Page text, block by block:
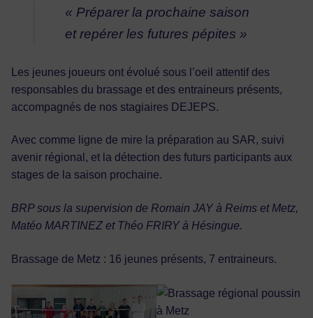
« Préparer la prochaine saison
et repérer les futures pépites »
Les jeunes joueurs ont évolué sous l’oeil attentif des
responsables du brassage et des entraineurs présents,
accompagnés de nos stagiaires DEJEPS.
Avec comme ligne de mire la préparation au SAR, suivi
avenir régional, et la détection des futurs participants aux
stages de la saison prochaine.
BRP sous la supervision de Romain JAY à Reims et Metz,
Matéo MARTINEZ et Théo FRIRY à Hésingue.
Brassage de Metz : 16 jeunes présents, 7 entraineurs.